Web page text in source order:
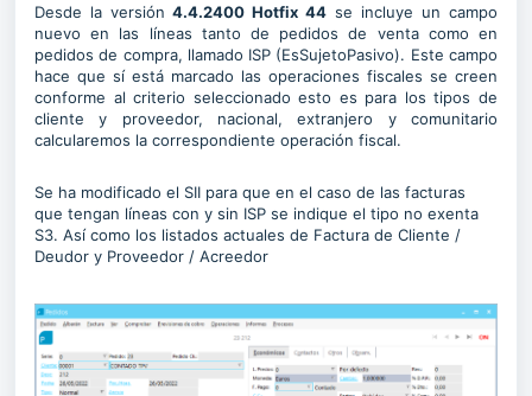
Desde la versión 4.4.2400 Hotfix 44 se incluye un campo
nuevo en las líneas tanto de pedidos de venta como en
pedidos de compra, llamado ISP (EsSujetoPasivo). Este campo
hace que sí está marcado las operaciones fiscales se creen
conforme al criterio seleccionado esto es para los tipos de
cliente y proveedor, nacional, extranjero y comunitario
calcularemos la correspondiente operación fiscal.
Se ha modificado el SII para que en el caso de las facturas
que tengan líneas con y sin ISP se indique el tipo no exenta
S3. Así como los listados actuales de Factura de Cliente /
Deudor y Proveedor / Acreedor